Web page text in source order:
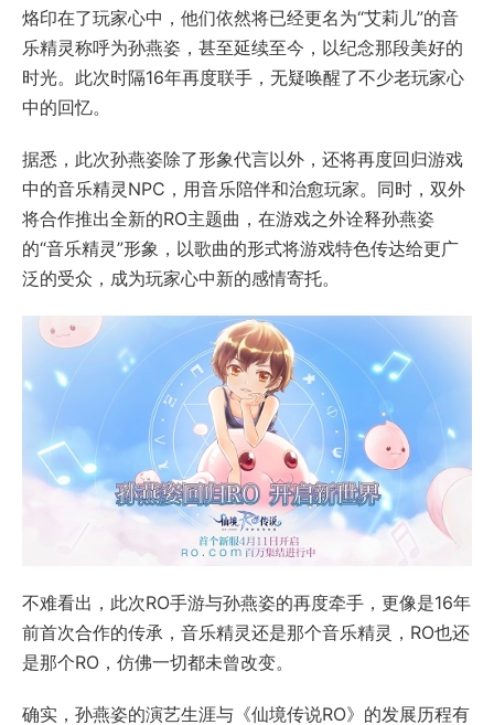
烙印在了玩家心中，他们依然将已经更名为“艾莉儿”的音
乐精灵称呼为孙燕姿，甚至延续至今，以纪念那段美好的
时光。此次时隔16年再度联手，无疑唤醒了不少老玩家心
中的回忆。
据悉，此次孙燕姿除了形象代言以外，还将再度回归游戏
中的音乐精灵NPC，用音乐陪伴和治愈玩家。同时，双外
将合作推出全新的RO主题曲，在游戏之外诠释孙燕姿
的“音乐精灵”形象，以歌曲的形式将游戏特色传达给更广
泛的受众，成为玩家心中新的感情寄托。
不难看出，此次RO手游与孙燕姿的再度牵手，更像是16年
前首次合作的传承，音乐精灵还是那个音乐精灵，RO也还
是那个RO，仿佛一切都未曾改变。
确实，孙燕姿的演艺生涯与《仙境传说RO》的发展历程有